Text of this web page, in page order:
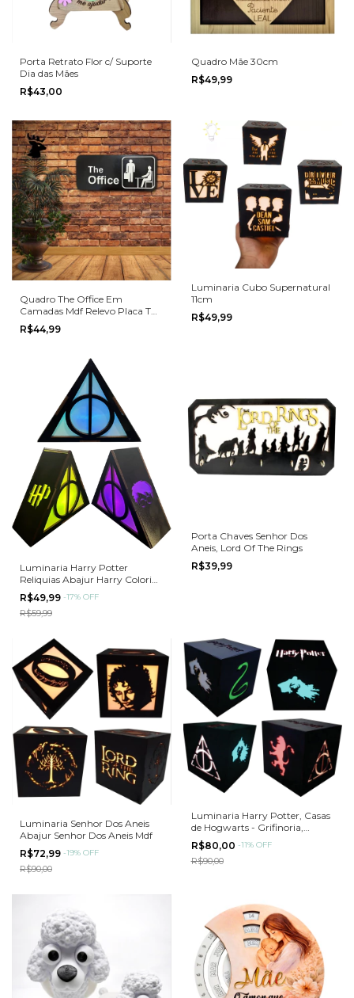
Porta Retrato Flor c/ Suporte
Dia das Mães
R$43,00
Quadro Mãe 30cm
R$49,99
Quadro The Office Em
Camadas Mdf Relevo Placa The
Office
R$44,99
Luminaria Cubo Supernatural
11cm
R$49,99
Luminaria Harry Potter
Reliquias Abajur Harry Colorido
MDF
R$49,99 -17% OFF
R$59,99
Porta Chaves Senhor Dos
Aneis, Lord Of The Rings
R$39,99
Luminaria Senhor Dos Aneis
Abajur Senhor Dos Aneis Mdf
R$72,99 -19% OFF
R$90,00
Luminaria Harry Potter, Casas
de Hogwarts - Grifinoria,
Sonserina em MDF 15cm
R$80,00 -11% OFF
R$90,00